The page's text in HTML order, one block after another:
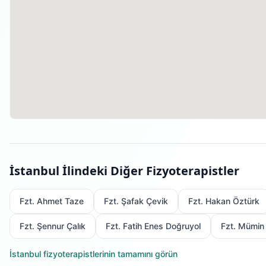
İstanbul İlindeki Diğer Fizyoterapistler
Fzt. Ahmet Taze Fzt. Şafak Çevik Fzt. Hakan Öztürk
Fzt. Şennur Çalık Fzt. Fatih Enes Doğruyol Fzt. Mümin
İstanbul fizyoterapistlerinin tamamını görün